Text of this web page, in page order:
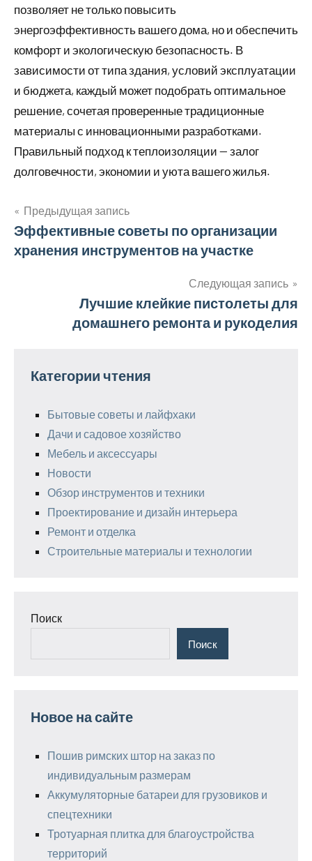
позволяет не только повысить
энергоэффективность вашего дома, но и обеспечить
комфорт и экологическую безопасность. В
зависимости от типа здания, условий эксплуатации
и бюджета, каждый может подобрать оптимальное
решение, сочетая проверенные традиционные
материалы с инновационными разработками.
Правильный подход к теплоизоляции — залог
долговечности, экономии и уюта вашего жилья.
Навигация
по
Предыдущая запись
Эффективные советы по организации
хранения инструментов на участке
Следующая запись
Лучшие клейкие пистолеты для
домашнего ремонта и рукоделия
Категории чтения
Бытовые советы и лайфхаки
Дачи и садовое хозяйство
Мебель и аксессуары
Новости
Обзор инструментов и техники
Проектирование и дизайн интерьера
Ремонт и отделка
Строительные материалы и технологии
Поиск
Поиск
Новое на сайте
Пошив римских штор на заказ по
индивидуальным размерам
Аккумуляторные батареи для грузовиков и
спецтехники
Тротуарная плитка для благоустройства
территорий